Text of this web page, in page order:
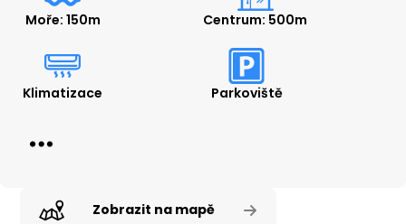
Moře: 150m Centrum: 500m
Klimatizace Parkoviště
Zobrazit na mapě